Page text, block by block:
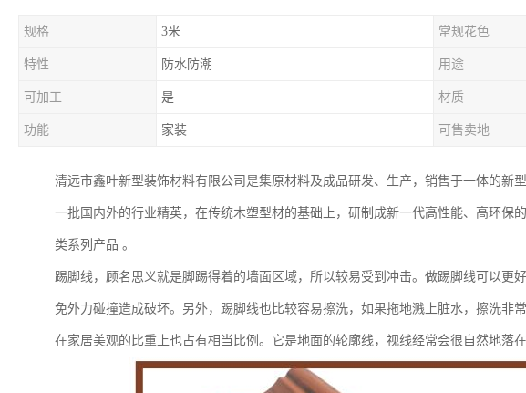
规格 3米 常规花色
特性 防水防潮 用途
可加工 是 材质
功能 家装 可售卖地
清远市鑫叶新型装饰材料有限公司是集原材料及成品研发、生产，销售于一体的新
一批国内外的行业精英，在传统木塑型材的基础上，研制成新一代高性能、高环保
类系列产品 。
踢脚线，顾名思义就是脚踢得着的墙面区域，所以较易受到冲击。做踢脚线可以更
免外力碰撞造成破坏。另外，踢脚线也比较容易擦洗，如果拖地溅上脏水，擦洗非
在家居美观的比重上也占有相当比例。它是地面的轮廓线，视线经常会很自然地落在